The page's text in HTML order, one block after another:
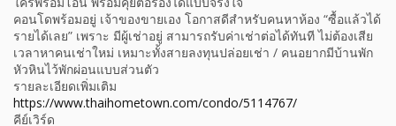
คอนโดพร้อมอยู่ เจ้าของขายเอง โอกาสดีสำหรับคนหาห้อง “ซื้อแล้วได้
รายได้เลย” เพราะ มีผู้เช่าอยู่ สามารถรับค่าเช่าต่อได้ทันที ไม่ต้องเสีย
เวลาหาคนเช่าใหม่ เหมาะทั้งสายลงทุนปล่อยเช่า / คนอยากมีบ้านพัก
หัวหินไว้พักผ่อนแบบส่วนตัว
รายละเอียดเพิ่มเติม
https://www.thaihometown.com/condo/5114767/
คีย์เวิร์ด